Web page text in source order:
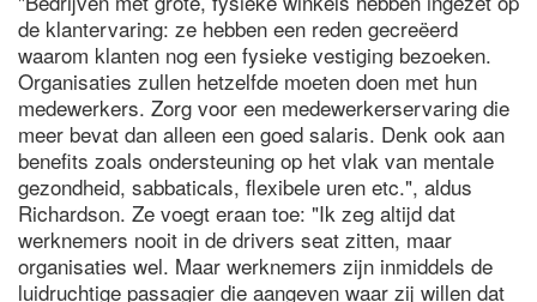
de klantervaring: ze hebben een reden gecreëerd
waarom klanten nog een fysieke vestiging bezoeken.
Organisaties zullen hetzelfde moeten doen met hun
medewerkers. Zorg voor een medewerkerservaring die
meer bevat dan alleen een goed salaris. Denk ook aan
benefits zoals ondersteuning op het vlak van mentale
gezondheid, sabbaticals, flexibele uren etc.", aldus
Richardson. Ze voegt eraan toe: "Ik zeg altijd dat
werknemers nooit in de drivers seat zitten, maar
organisaties wel. Maar werknemers zijn inmiddels de
luidruchtige passagier die aangeven waar zij willen dat